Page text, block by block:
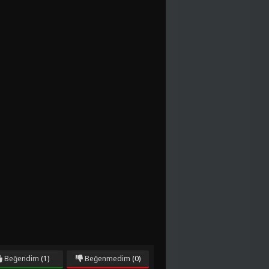
Beğendim (1) Beğenmedim (0)